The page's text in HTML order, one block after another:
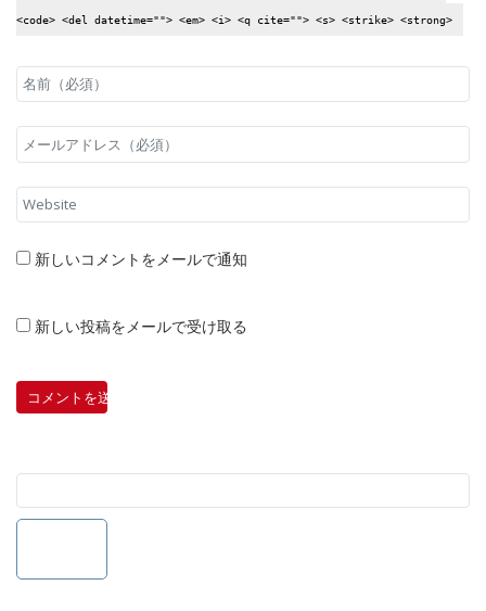
<code> <del datetime=""> <em> <i> <q cite=""> <s> <strike> <strong>
新しいコメントをメールで通知
新しい投稿をメールで受け取る